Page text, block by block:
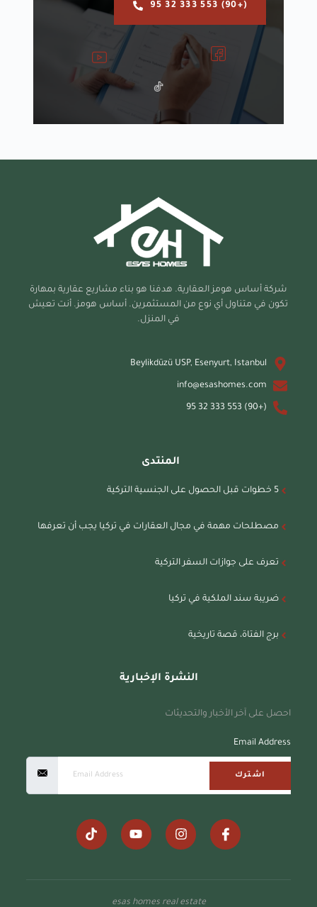
(+90) 553 333 32 95
شركة أساس هومز العقارية. هدفنا هو بناء مشاريع عقارية بمهارة
تكون في متناول أي نوع من المستثمرين. أساس هومز. أنت تعيش
في المنزل.
Beylikdüzü USP, Esenyurt, Istanbul
info@esashomes.com
(+90) 553 333 32 95
المنتدى
5 خطوات قبل الحصول على الجنسية التركية
مصطلحات مهمة في مجال العقارات في تركيا يجب أن تعرفها
تعرف على جوازات السفر التركية
ضريبة سند الملكية في تركيا
برج الفتاة، قصة تاريخية
النشرة الإخبارية
احصل على آخر الأخبار والتحديثات
Email Address
اشترك
esas homes real estate